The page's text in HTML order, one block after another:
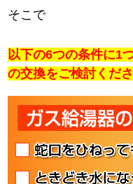
そこで
以下の6つの条件に1
の交換をご検討くださ